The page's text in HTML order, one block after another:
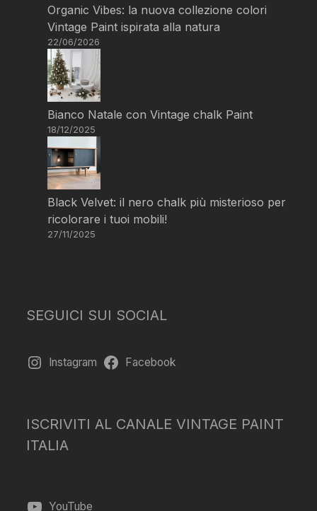
Organic Vibes: la nuova collezione colori
Vintage Paint ispirata alla natura
22/06/2026
Bianco Natale con Vintage chalk Paint
18/12/2025
Black Velvet: il nero chalk più misterioso per
ricolorare i tuoi mobili!
27/11/2025
SEGUICI SUI SOCIAL
Instagram Facebook
ISCRIVITI AL CANALE VINTAGE PAINT
ITALIA
YouTube